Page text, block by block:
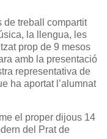
de treball compartit
la llengua, les
prop de 9 mesos
amb la presentació
representativa de
ha aportat l’alumnat
el proper dijous 14
del Prat de